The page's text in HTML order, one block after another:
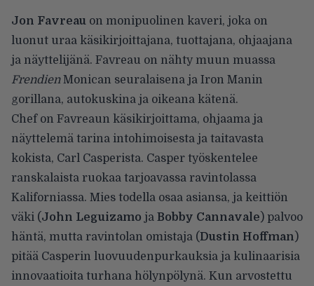
Jon Favreau on monipuolinen kaveri, joka on
luonut uraa käsikirjoittajana, tuottajana, ohjaajana
ja näyttelijänä. Favreau on nähty muun muassa
FrendienMonican seuralaisena ja Iron Manin
gorillana, autokuskina ja oikeana kätenä.
Chef on Favreaun käsikirjoittama, ohjaama ja
näyttelemä tarina intohimoisesta ja taitavasta
kokista, Carl Casperista. Casper työskentelee
ranskalaista ruokaa tarjoavassa ravintolassa
Kaliforniassa. Mies todella osaa asiansa, ja keittiön
väki (John Leguizamo ja Bobby Cannavale) palvoo
häntä, mutta ravintolan omistaja (Dustin Hoffman )
pitää Casperin luovuudenpurkauksia ja kulinaarisia
innovaatioita turhana hölynpölynä. Kun arvostettu